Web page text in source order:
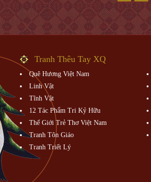
Tranh Thêu Tay XQ
Quê Hương Việt Nam
Linh Vật
Tĩnh Vật
12 Tác Phẩm Tri Kỷ Hữu
Thế Giới Trẻ Thơ Việt Nam
Tranh Tôn Giáo
Tranh Triết Lý